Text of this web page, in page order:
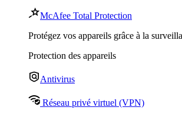
McAfee Total Protection
Protégez vos appareils grâce à la
Protection des appareils
Antivirus
Réseau privé virtuel (VPN)